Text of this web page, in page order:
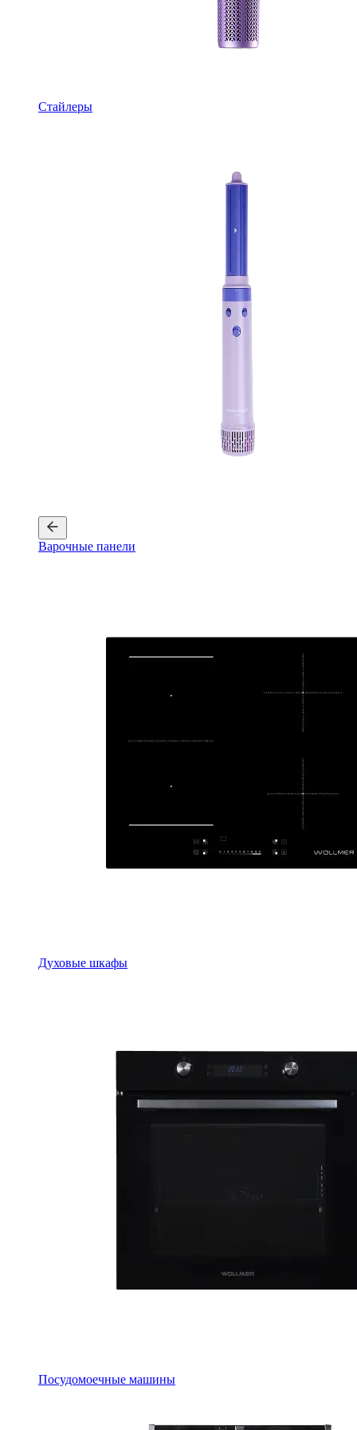
Стайлеры
Варочные панели
Духовые шкафы
Посудомоечные машины